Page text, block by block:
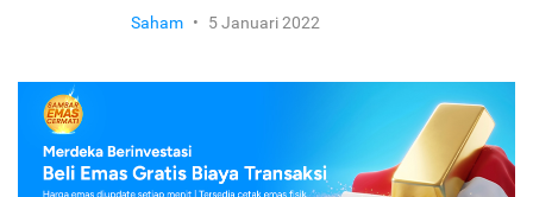
Saham • 5 Januari 2022